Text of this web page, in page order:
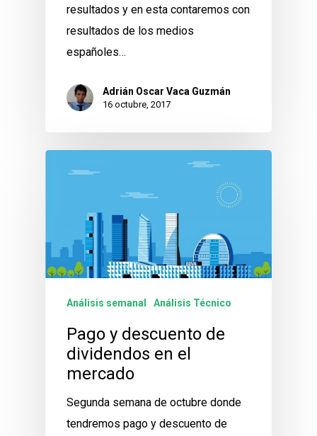
resultados y en esta contaremos con
resultados de los medios
españoles…
Adrián Oscar Vaca Guzmán
16 octubre, 2017
Análisis semanal Análisis Técnico
Pago y descuento de
dividendos en el
mercado
Segunda semana de octubre donde
tendremos pago y descuento de